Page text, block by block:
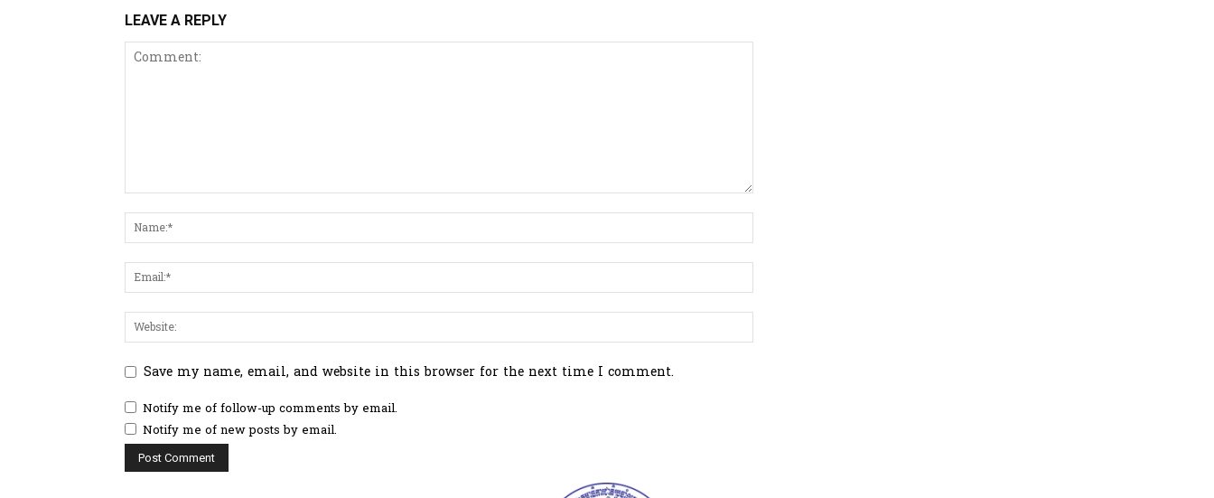
LEAVE A REPLY
Save my name, email, and website in this browser for the next time I comment.
Notify me of follow-up comments by email.
Notify me of new posts by email.